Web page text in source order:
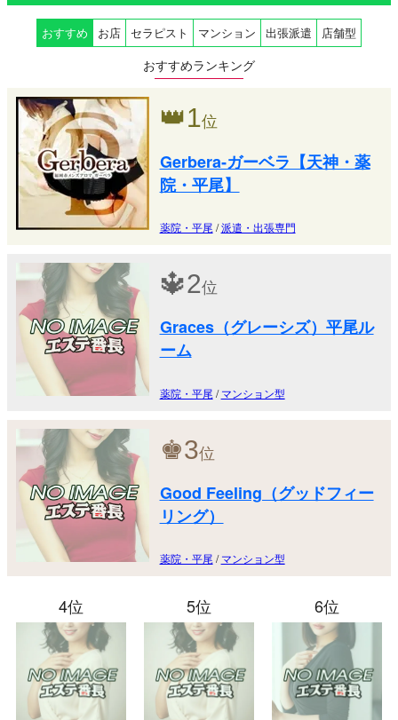
おすすめ お店 セラピスト マンション 出張派遣 店舗型
おすすめランキング
👑1位
Gerbera‐ガーベラ【天神・薬
院・平尾】
薬院・平尾 /派遣・出張専門
🔱2位
Graces（グレーシズ）平尾ル
ーム
薬院・平尾 /マンション型
♚3位
Good Feeling（グッドフィー
リング）
薬院・平尾 /マンション型
4位 5位 6位